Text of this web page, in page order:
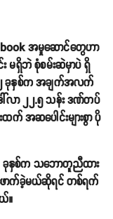
အမှုဆောင်တွေဟာ
း မရှိဘဲ စုံစမ်းဆဲမှာပဲ ရှိ
ခုနှစ်က အချက်အလက်
ါ်လာ ၂၂.၅ သန်း ဒဏ်တပ်
အဆပေါင်းများစွာ ပို
နှစ်က သဘောတူညီထား
ာက်ခဲ့မယ်ဆိုရင် တစ်ရက်
။